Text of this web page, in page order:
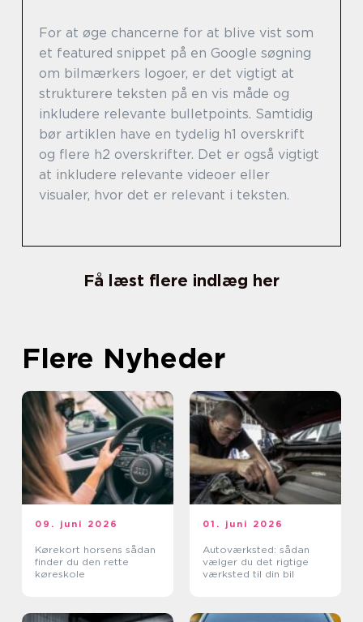
For at øge chancerne for at blive vist som
et featured snippet på en Google søgning
om bilmærkers logoer, er det vigtigt at
strukturere teksten på en vis måde og
inkludere relevante bulletpoints. Samtidig
bør artiklen have en tydelig h1 overskrift
og flere h2 overskrifter. Det er også vigtigt
at inkludere relevante videoer eller
visualer, hvor det er relevant i teksten.
Få læst flere indlæg her
Flere Nyheder
09. juni 2026
Kørekort horsens sådan
finder du den rette
køreskole
01. juni 2026
Autoværksted: sådan
vælger du det rigtige
værksted til din bil